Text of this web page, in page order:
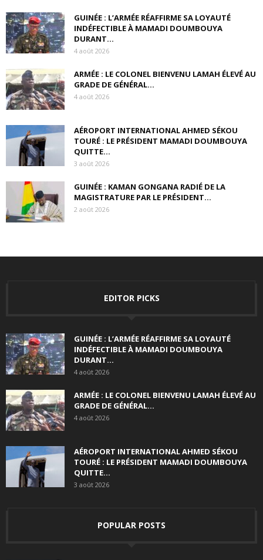
GUINÉE : L’ARMÉE RÉAFFIRME SA LOYAUTÉ
INDÉFECTIBLE À MAMADI DOUMBOUYA
DURANT...
4 août 2026
ARMÉE : LE COLONEL BIENVENU LAMAH ÉLEVÉ AU
GRADE DE GÉNÉRAL...
4 août 2026
AÉROPORT INTERNATIONAL AHMED SÉKOU
TOURÉ : LE PRÉSIDENT MAMADI DOUMBOUYA
QUITTE...
3 août 2026
GUINÉE : KAMAN GONGANA RADIÉ DE LA
MAGISTRATURE PAR LE PRÉSIDENT...
2 août 2026
EDITOR PICKS
GUINÉE : L’ARMÉE RÉAFFIRME SA LOYAUTÉ
INDÉFECTIBLE À MAMADI DOUMBOUYA
DURANT...
4 août 2026
ARMÉE : LE COLONEL BIENVENU LAMAH ÉLEVÉ AU
GRADE DE GÉNÉRAL...
4 août 2026
AÉROPORT INTERNATIONAL AHMED SÉKOU
TOURÉ : LE PRÉSIDENT MAMADI DOUMBOUYA
QUITTE...
3 août 2026
POPULAR POSTS